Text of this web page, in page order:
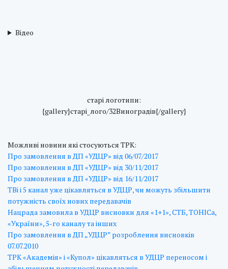
Відео
cтарі логотипи:
{gallery}старі_лого/32Виноградів{/gallery}
Можливі новини які стосуються ТРК:
Про замовлення в ДП «УДЦР» від 06/07/2017
Про замовлення в ДП «УДЦР» від 30/11/2017
Про замовлення в ДП «УДЦР» від 16/11/2017
ТВі і 5 канал уже цікавляться в УДЦР, чи можуть збільшити
потужність своїх нових передавачів
Нацрада замовила в УДЦР висновки для «1+1», СТБ, ТОНІСа,
«України», 5-го каналу та інших
Про замовлення в ДП „УДЦР” розроблення висновків
07.07.2010
ТРК «Академія» і «Купол» цікавляться в УДЦР переносом і